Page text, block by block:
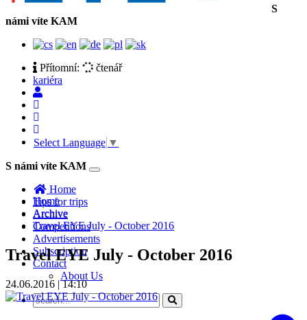
S
námi víte KAM
Přítomní:
čtenář
kariéra
Select Language ▼
S námi víte KAM
Toggle
Home
Tips for trips
Archive
Competitions
Advertisements
Subscription
Contact
About Us
Home
Archive
Travel EYE July - October 2016
Travel EYE July - October 2016
24.06.2016 | 14:10